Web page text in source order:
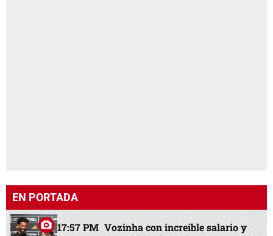
EN PORTADA
17:57 PM Vozinha con increíble salario y